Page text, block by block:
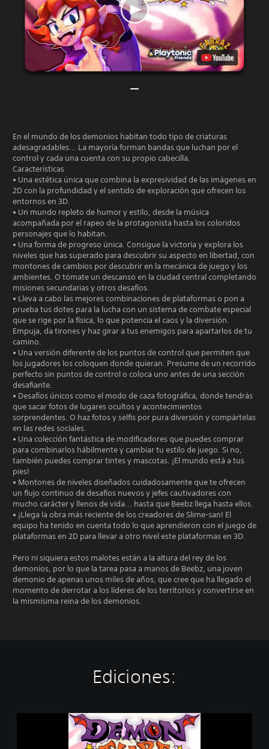
En el mundo de los demonios habitan todo tipo de criaturas
adesagradables... La mayoría forman bandas que luchan por el
control y cada una cuenta con su propio cabecilla.
Características
• Una estética única que combina la expresividad de las imágenes en
2D con la profundidad y el sentido de exploración que ofrecen los
entornos en 3D.
• Un mundo repleto de humor y estilo, desde la música
acompañada por el rapeo de la protagonista hasta los coloridos
personajes que lo habitan.
• Una forma de progreso única. Consigue la victoria y explora los
niveles que has superado para descubrir su aspecto en libertad, con
montones de cambios por descubrir en la mecánica de juego y los
ambientes. O tómate un descanso en la ciudad central completando
misiones secundarias y otros desafíos.
• Lleva a cabo las mejores combinaciones de plataformas o pon a
prueba tus dotes para la lucha con un sistema de combate especial
que se rige por la física, lo que potencia el caos y la diversión.
Empuja, da tirones y haz girar a tus enemigos para apartarlos de tu
camino.
• Una versión diferente de los puntos de control que permiten que
los jugadores los coloquen donde quieran. Presume de un recorrido
perfecto sin puntos de control o coloca uno antes de una sección
desafiante.
• Desafíos únicos como el modo de caza fotográfica, donde tendrás
que sacar fotos de lugares ocultos y acontecimientos
sorprendentes. O haz fotos y selfis por pura diversión y compártelas
en las redes sociales.
• Una colección fantástica de modificadores que puedes comprar
para combinarlos hábilmente y cambiar tu estilo de juego. Si no,
también puedes comprar tintes y mascotas. ¡El mundo está a tus
pies!
• Montones de niveles diseñados cuidadosamente que te ofrecen
un flujo continuo de desafíos nuevos y jefes cautivadores con
mucho carácter y llenos de vida... hasta que Beebz llega hasta ellos.
• ¡Llega la obra más reciente de los creadores de Slime-san! El
equipo ha tenido en cuenta todo lo que aprendieron con el juego de
plataformas en 2D para llevar a otro nivel este plataformas en 3D.
Pero ni siquiera estos malotes están a la altura del rey de los
demonios, por lo que la tarea pasa a manos de Beebz, una joven
demonio de apenas unos miles de años, que cree que ha llegado el
momento de derrotar a los líderes de los territorios y convertirse en
la mismísima reina de los demonios.
Ediciones: